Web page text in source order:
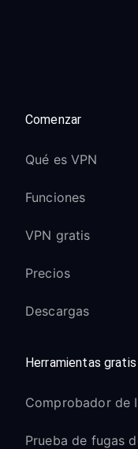
Comenzar
Qué es VPN
Funciones
VPN gratis
Precios
Descargas
Herramientas gratis
Comprobador de
Prueba de fugas